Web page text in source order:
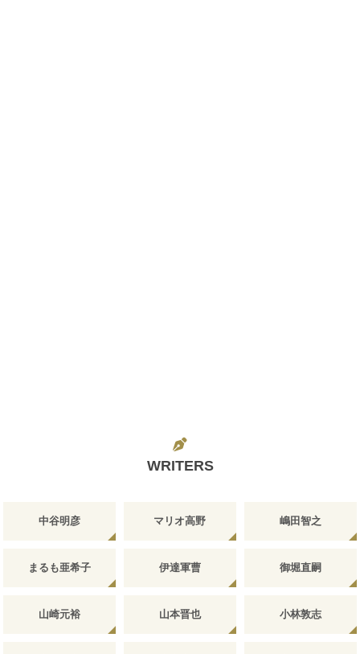
WRITERS
中谷明彦 マリオ高野 嶋田智之
まるも亜希子 伊達軍曹 御堀直嗣
山崎元裕 山本晋也 小林敦志